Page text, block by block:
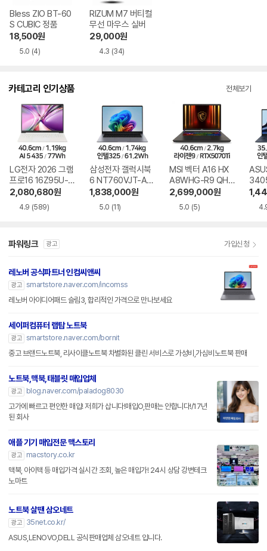
Bless ZIO BT-60
S CUBIC 정품
18,500원
5.0 (4)
RIZUM M7 버티컬
무선 마우스 실버
29,000원
4.3 (34)
카테고리 인기상품 전체보기
LG전자 2026 그램
프로16 16Z95U-G
S5WK
2,080,680원
4.9 (589)
삼성전자 갤럭시북
6 NT760VJT-A51
A
1,838,000원
5.0 (11)
MSI 벡터 A16 HX
A8WHG-R9 QHD
+
2,699,000원
5.0 (5)
9W
파워링크 광고 가입신청
레노버 공식파트너 인컴씨앤씨
광고 smartstore.naver.com/incomss
레노버 아이디어패드 슬림3, 합리적인 가격으로 만나보세요
세이퍼컴퓨터 랩탑 노트북
광고 smartstore.naver.com/bornit
중고 브랜드노트북, 리사이클노트북 차별화된 클린 서비스로 가성비,가심비노트북 판매
노트북,맥북,태블릿 매입업체
광고
blog.naver.com/paladog8030
고가에 빠르고 편안한 매입! 저희가 삽니다!매입O,판매는 안합니다!/17년
된 회사
애플 기기 매입전문 맥스토리
광고
macstory.co.kr
맥북, 아이맥 등 매입가격 실시간 조회, 높은 매입가! 24시 상담 강변테크
노마트
노트북 살땐 삼오네트
광고
35net.co.kr/
ASUS,LENOVO,DELL 공식판매업체 삼오네트 입니다.